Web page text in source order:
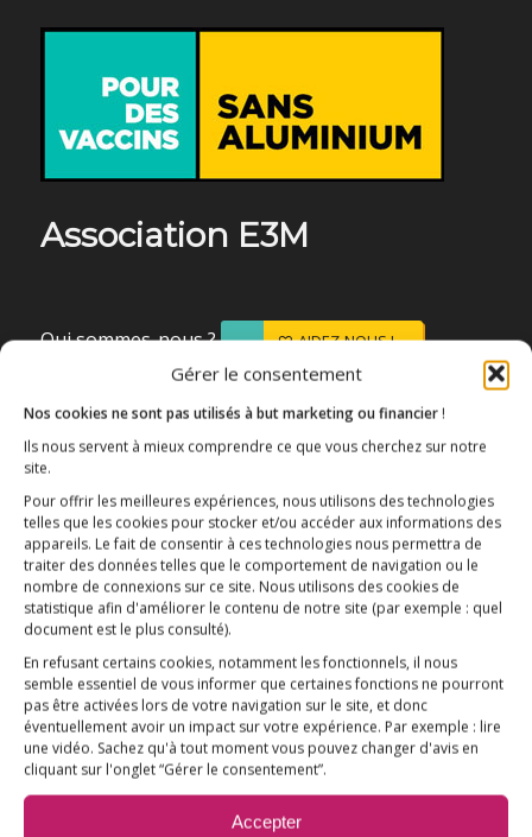
Gérer le consentement
Nos cookies ne sont pas utilisés à but marketing ou financier !
Ils nous servent à mieux comprendre ce que vous cherchez sur notre
site.
Pour offrir les meilleures expériences, nous utilisons des technologies
telles que les cookies pour stocker et/ou accéder aux informations des
appareils. Le fait de consentir à ces technologies nous permettra de
traiter des données telles que le comportement de navigation ou le
nombre de connexions sur ce site. Nous utilisons des cookies de
statistique afin d'améliorer le contenu de notre site (par exemple : quel
document est le plus consulté).
En refusant certains cookies, notamment les fonctionnels, il nous
semble essentiel de vous informer que certaines fonctions ne pourront
pas être activées lors de votre navigation sur le site, et donc
éventuellement avoir un impact sur votre expérience. Par exemple : lire
une vidéo. Sachez qu'à tout moment vous pouvez changer d'avis en
cliquant sur l'onglet “Gérer le consentement”.
Accepter
Association E3M
Qui sommes-nous ? AIDEZ-NOUS !
L’ESSENTIEL
COMPRENDRE
AGIR
VACCINATION HPV
E3M interpelle le Ministre de la Santé
Vaccination HPV – FAQ
Chronologie
Fil d’actualité